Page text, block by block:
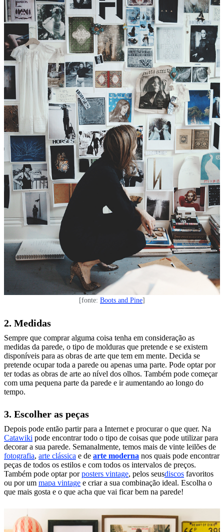
[fonte: Boots and Pine]
2. Medidas
Sempre que comprar alguma coisa tenha em consideração as
medidas da parede, o tipo de molduras que pretende e se existem
disponíveis para as obras de arte que tem em mente. Decida se
pretende ocupar toda a parede ou apenas uma parte. Pode optar por
ter todas as obras de arte ao nível dos olhos. Também pode começar
com uma pequena parte da parede e ir aumentando ao longo do
tempo.
3. Escolher as peças
Depois pode então partir para a Internet e procurar o que quer. Na
Catawiki pode encontrar todo o tipo de coisas que pode utilizar para
decorar a sua parede. Semanalmente, temos mais de vinte leilões de
fotografia, arte clássica e de arte moderna nos quais pode encontrar
peças de todos os estilos e com todos os intervalos de preços.
Também pode optar porposters vintage, pelos seusdiscos favoritos
ou por um mapa vintage e criar a sua combinação ideal. Escolha o
que mais gosta e o que acha que vai ficar bem na parede!